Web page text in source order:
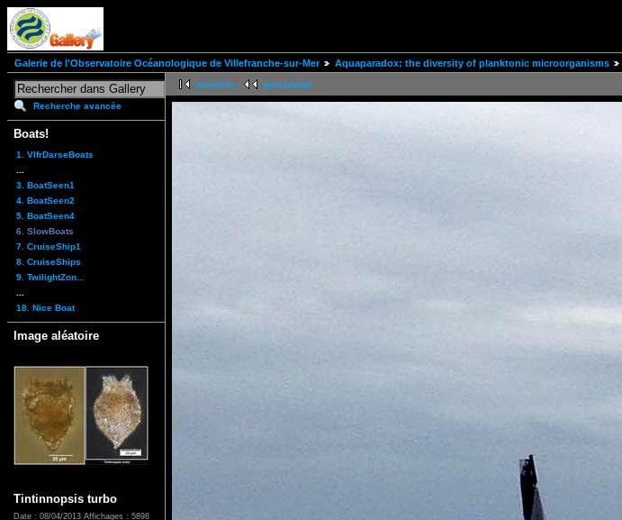
Galerie de l'Observatoire Océanologique de Villefranche-sur-Mer Aquaparadox: the diversity of planktonic microorganisms
Recherche avancée
Boats!
1. VlfrDarseBoats
3. BoatSeen1
4. BoatSeen2
5. BoatSeen4
6. SlowBoats
7. CruiseShip1
8. CruiseShips
9. TwilightZon...
18. Nice Boat
Image aléatoire
Tintinnopsis turbo
Date : 08/04/2013 Affichages : 5898
première précédente